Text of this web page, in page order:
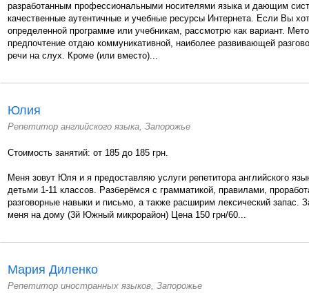
разработанным профессиональными носителями языка и дающим
качественные аутентичные и учебные ресурсы Интернета. Если Вы
определенной программе или учебникам, рассмотрю как вариант.
предпочтение отдаю коммуникативной, наиболее развивающей
речи на слух. Кроме (или вместо)...
Юлия
Репетитор английского языка, Запорожье
Стоимость занятий: от 185 до 185 грн.
Меня зовут Юля и я предоставляю услуги репетитора английского
детьми 1-11 классов. Разберёмся с грамматикой, правилами,
разговорные навыки и письмо, а также расширим лексический запас.
меня на дому (3й Южный микрорайон) Цена 150 грн/60...
Мария Диленко
Репетитор иностранных языков, Запорожье